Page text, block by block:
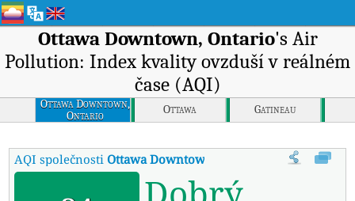
Ottawa Downtown, Ontario's Air
Pollution: Index kvality ovzduší v reálném
čase (AQI)
Ottawa Downtown,
Ontario
Ottawa Gatineau
AQI společnostiOttawa Downtown, Ontario Index kvality